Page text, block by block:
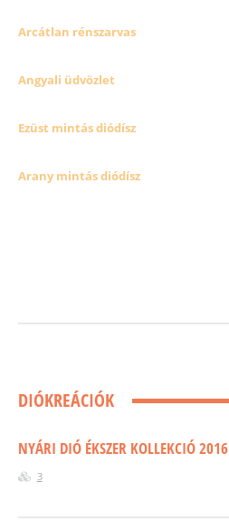
Arcátlan rénszarvas
Angyali üdvözlet
Ezüst mintás diódísz
Arany mintás diódísz
DIÓKREÁCIÓK
NYÁRI DIÓ ÉKSZER KOLLEKCIÓ 2016
3